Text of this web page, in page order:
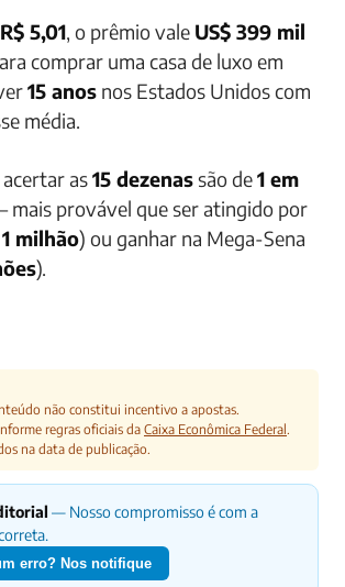
R$ 5,01, o prêmio vale US$ 399 mil
comprar uma casa de luxo em
15 anos nos Estados Unidos com
média.
as15 dezenassão de1 em
mais provável que ser atingido por
milhão) ou ganhar na Mega-Sena
).
não constitui incentivo a apostas.
regras oficiais da Caixa Econômica Federal.
na data de publicação.
— Nosso compromisso é com a
erro? Nos notifique